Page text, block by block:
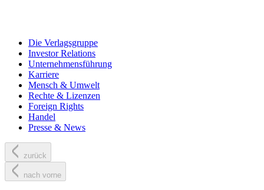
Die Verlagsgruppe
Investor Relations
Unternehmensführung
Karriere
Mensch & Umwelt
Rechte & Lizenzen
Foreign Rights
Handel
Presse & News
zurück
nach vorne